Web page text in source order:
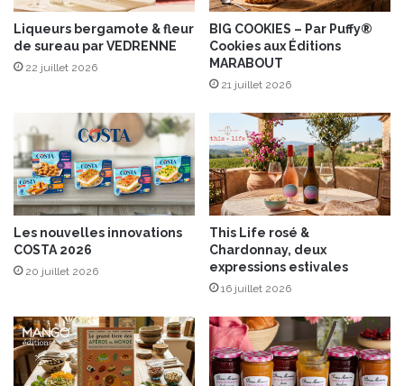
®
e
t
a
o
c
o
l
a
t
œ
u
f
Liqueurs bergamote & fleur
de sureau par VEDRENNE
22 juillet 2026
BIG COOKIES – Par Puffy®
Cookies aux Éditions
MARABOUT
21 juillet 2026
Les nouvelles innovations
COSTA 2026
20 juillet 2026
This Life rosé &
Chardonnay, deux
expressions estivales
16 juillet 2026